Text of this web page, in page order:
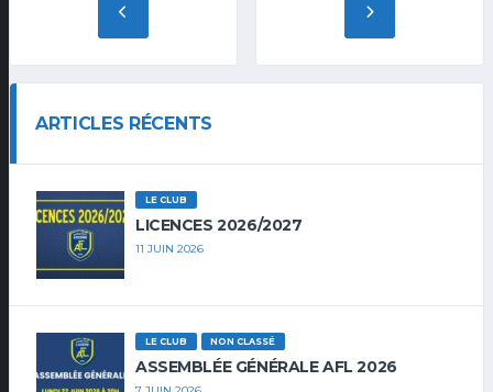
ARTICLES RÉCENTS
LE CLUB
LICENCES 2026/2027
11 JUIN 2026
LE CLUB NON CLASSÉ
ASSEMBLÉE GÉNÉRALE AFL 2026